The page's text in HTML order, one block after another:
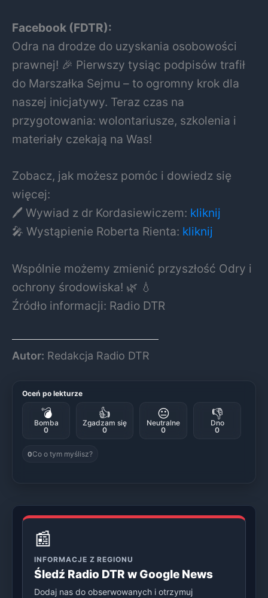
Facebook (FDTR):
Odra na drodze do uzyskania osobowości
prawnej! 🎉 Pierwszy tysiąc podpisów trafił
do Marszałka Sejmu – to ogromny krok dla
naszej inicjatywy. Teraz czas na
przygotowania: wolontariusze, szkolenia i
materiały czekają na Was!
Zobacz, jak możesz pomóc i dowiedz się
więcej:
🖊 Wywiad z dr Kordasiewiczem: kliknij
🎤 Wystąpienie Roberta Rienta: kliknij
Wspólnie możemy zmienić przyszłość Odry i
ochrony środowiska! 🌿 💧
Źródło informacji: Radio DTR
Autor: Redakcja Radio DTR
Oceń po lekturze
💣
Bomba
0
👍
Zgadzam się
0
😐
Neutralne
0
👎
Dno
0
0Co o tym myślisz?
📰
INFORMACJE Z REGIONU
Śledź Radio DTR w Google News
Dodaj nas do obserwowanych i otrzymuj